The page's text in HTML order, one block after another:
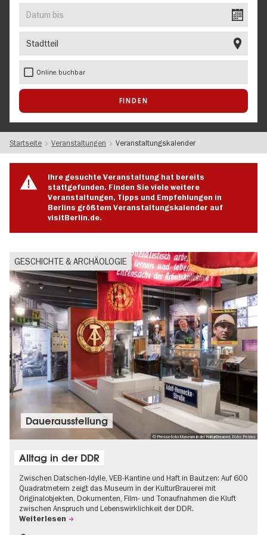
bis
Online buchbar
Startseite Veranstaltungen Veranstaltungskalender
Ihre gesuchte Veranstaltung hat bereits
stattgefunden. Finden Sie viele weitere
Veranstaltungen, Tipps und Empfehlungen in
Berlins größtem Veranstaltungskalender auf
visitBerlin.de.
GESCHICHTE & ARCHÄOLOGIE
© Pressefoto Museum in der KulturBrauerei, Foto: Petras
Dauer­aus­stel­lung
Alltag in der DDR
Zwischen Datschen-Idylle, VEB-Kantine und Haft in Bautzen: Auf 600
Quadratmetern zeigt das Museum in der KulturBrauerei mit
Originalobjekten, Dokumenten, Film- und Tonaufnahmen die Kluft
zwischen Anspruch und Lebenswirklichkeit der DDR.
Weiterlesen